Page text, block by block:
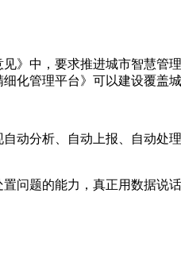
》中，要求推进城市智慧
化管理平台》可以建设覆盖
动分析、自动上报、自动
问题的能力，真正用数据说